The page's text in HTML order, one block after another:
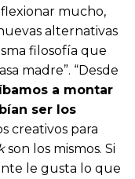
mucho,
alternativas
filosofía que
madre”. “Desde
a montar
ser los
creativos para
son los mismos. Si
le gusta lo que